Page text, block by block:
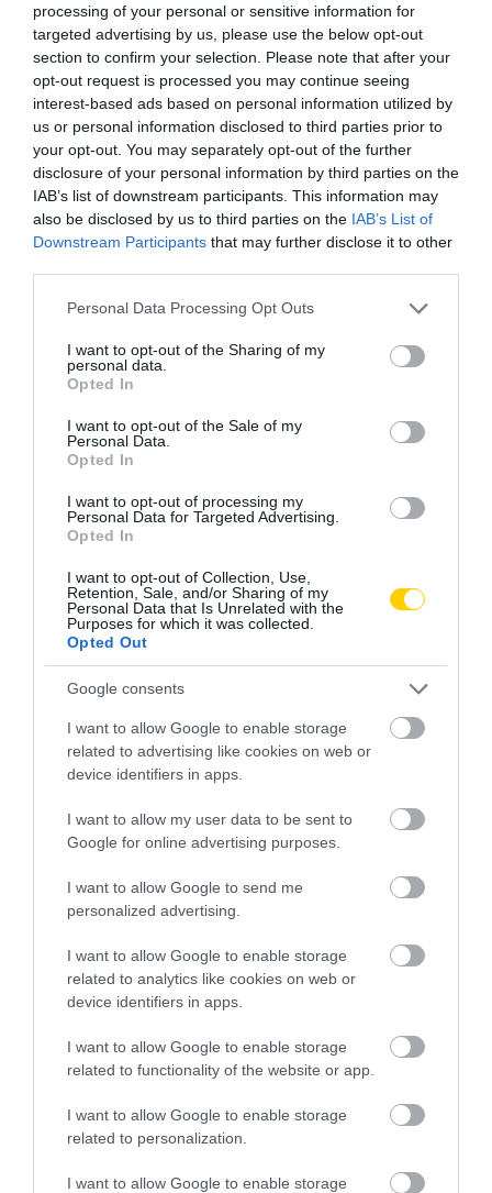
processing of your personal or sensitive information for
targeted advertising by us, please use the below opt-out
section to confirm your selection. Please note that after your
opt-out request is processed you may continue seeing
interest-based ads based on personal information utilized by
us or personal information disclosed to third parties prior to
your opt-out. You may separately opt-out of the further
disclosure of your personal information by third parties on the
IAB’s list of downstream participants. This information may
also be disclosed by us to third parties on the IAB’s List of
Downstream Participants that may further disclose it to other
Please note that this website/app uses one or more Google
not limited to your visit or usage behaviour. You may click to
grant or deny consent to Google and its third-party tags to
use your data for below specified purposes in below Google
consent section.
Personal Data Processing Opt Outs
I want to opt-out of the Sharing of my
personal data.
Opted In
I want to opt-out of the Sale of my
Personal Data.
Opted In
I want to opt-out of processing my
Personal Data for Targeted Advertising.
Opted In
I want to opt-out of Collection, Use,
Retention, Sale, and/or Sharing of my
Personal Data that Is Unrelated with the
Purposes for which it was collected.
Opted Out
Google consents
I want to allow Google to enable storage
related to advertising like cookies on web or
device identifiers in apps.
I want to allow my user data to be sent to
Google for online advertising purposes.
I want to allow Google to send me
personalized advertising.
I want to allow Google to enable storage
related to analytics like cookies on web or
device identifiers in apps.
I want to allow Google to enable storage
related to functionality of the website or app.
I want to allow Google to enable storage
related to personalization.
I want to allow Google to enable storage
EGÉSZSÉGMEGŐRZÉS GYÓGYSZER
MIT EGYÜNK, HA 70 FELETT IS
LEKÓKAD A MUSKÁTLI? NE TE